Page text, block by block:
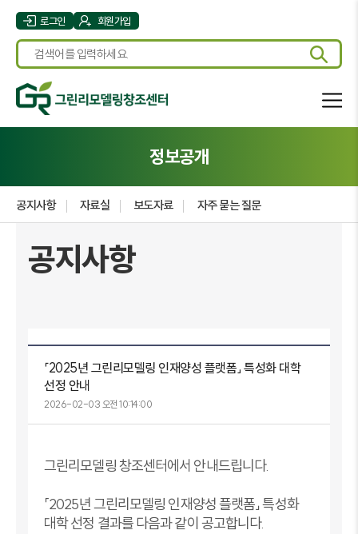
로그인 회원가입
정보공개
공지사항 자료실 보도자료 자주 묻는 질문
공지사항
「2025년 그린리모델링 인재양성 플랫폼」 특성화 대학
선정 안내
2026-02-03 오전 10:14:00
그린리모델링 창조센터에서 안내드립니다.
「2025년 그린리모델링 인재양성 플랫폼」 특성화
대학 선정 결과를 다음과 같이 공고합니다.